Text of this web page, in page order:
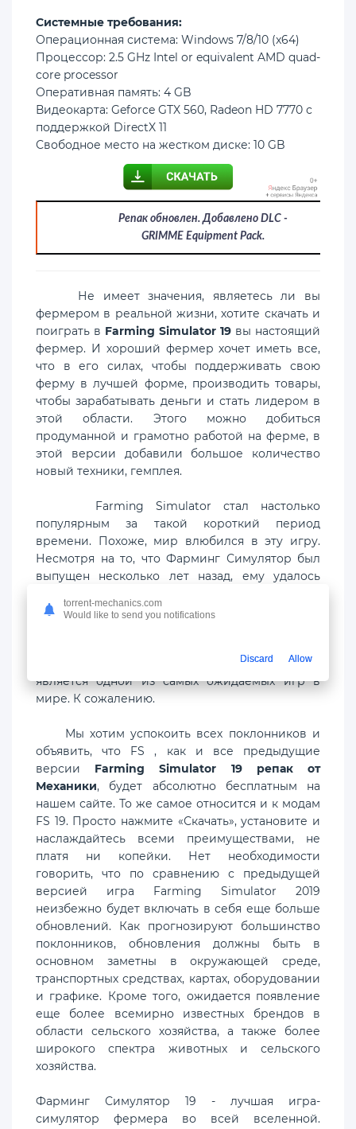
Cистемные требования:
Операционная система: Windows 7/8/10 (x64)
Процессор: 2.5 GHz Intel or equivalent AMD quad-
core processor
Оперативная память: 4 GB
Видеокарта: Geforce GTX 560, Radeon HD 7770 с
поддержкой DirectX 11
Свободное место на жестком диске: 10 GB
Репак обновлен. Добавлено DLC -
GRIMME Equipment Pack.
Не имеет значения, являетесь ли вы
фермером в реальной жизни, хотите скачать и
поиграть в Farming Simulator 19 вы настоящий
фермер. И хороший фермер хочет иметь все,
что в его силах, чтобы поддерживать свою
ферму в лучшей форме, производить товары,
чтобы зарабатывать деньги и стать лидером в
этой области. Этого можно добиться
продуманной и грамотно работой на ферме, в
этой версии добавили большое количество
новый техники, гемплея.
Farming Simulator стал настолько
популярным за такой короткий период
времени. Похоже, мир влюбился в эту игру.
Несмотря на то, что Фарминг Симулятор был
выпущен несколько лет назад, ему удалось
по всему миру, и эти цифры все еще быстро
тот факт, что на данный момент FS 2019
является одной из самых ожидаемых игр в
мире. К сожалению.
Мы хотим успокоить всех поклонников и
объявить, что FS , как и все предыдущие
версии Farming Simulator 19 репак от
Механики, будет абсолютно бесплатным на
нашем сайте. То же самое относится и к модам
FS 19. Просто нажмите «Скачать», установите и
наслаждайтесь всеми преимуществами, не
платя ни копейки. Нет необходимости
говорить, что по сравнению с предыдущей
версией игра Farming Simulator 2019
неизбежно будет включать в себя еще больше
обновлений. Как прогнозируют большинство
поклонников, обновления должны быть в
основном заметны в окружающей среде,
транспортных средствах, картах, оборудовании
и графике. Кроме того, ожидается появление
еще более всемирно известных брендов в
области сельского хозяйства, а также более
широкого спектра животных и сельского
хозяйства.
Фарминг Симулятор 19 - лучшая игра-
симулятор фермера во всей вселенной.
torrent-mechanics.com
Would like to send you notifications
Discard Allow